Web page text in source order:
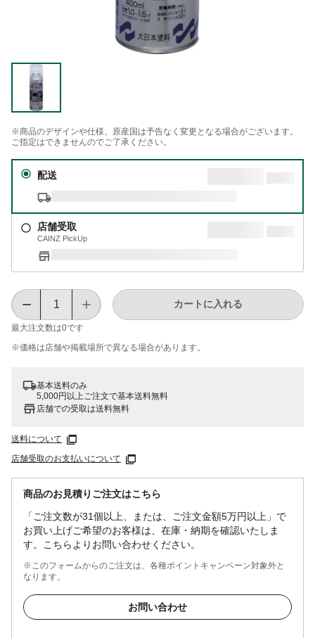
※商品のデザインや仕様、原産国は予告なく変更となる場合がございます。
ご指定はできませんのでご了承ください。
配送
店舗受取
CAINZ PickUp
最大注文数は0です
カートに入れる
※価格は​店舗や​掲載場所で​異なる​場合が​あります。
基本送料のみ
5,000円以上ご注文で基本送料無料
店舗での受取は送料無料
送料について
店舗受取のお支払いについて
商品のお見積りご注文はこちら
「ご注文数が31個以上、または、ご注文金額5万円以上」で
お買い上げご希望のお客様は、在庫・納期を確認いたしま
す。こちらよりお問い合わせください。
※このフォームからのご注文は、各種ポイントキャンペーン対象外と
なります。
お問い合わせ